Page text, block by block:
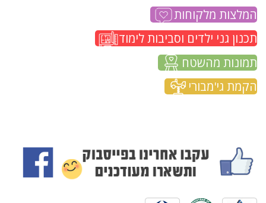
המלצות מלקוחות
תכנון גני ילדים וסביבות לימוד
תמונות מהשטח
הקמת גי'מבורי